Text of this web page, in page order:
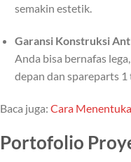
semakin estetik.
Garansi Konstruksi
Anda bisa bernafas
depan dan spareparts 1
Baca juga: Cara
Portofolio